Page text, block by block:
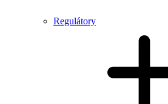
Regulátory